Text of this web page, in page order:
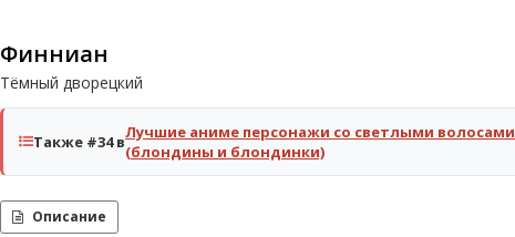
Финниан
Тёмный дворецкий
Также #34 вЛучшие аниме персонажи со светлыми волосами
(блондины и блондинки)
Описание